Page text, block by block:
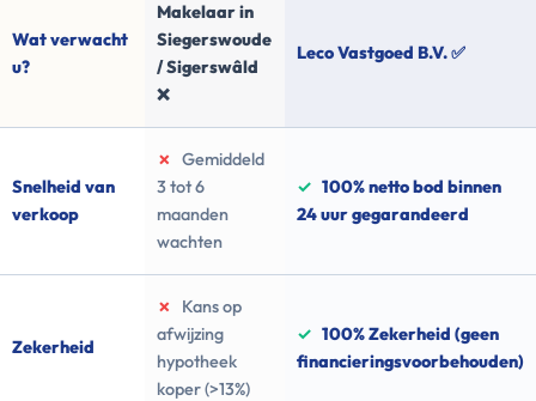
Wat verwacht
u?
Makelaar in
Siegerswoude
/ Sigerswâld
❌
Leco Vastgoed B.V. ✅
Snelheid van
verkoop
✗
Gemiddeld
3 tot 6
maanden
wachten
✓ 100% netto bod binnen
24 uur gegarandeerd
Zekerheid
✗
Kans op
afwijzing
hypotheek
koper (>13%)
✓ 100% Zekerheid (geen
financieringsvoorbehouden)